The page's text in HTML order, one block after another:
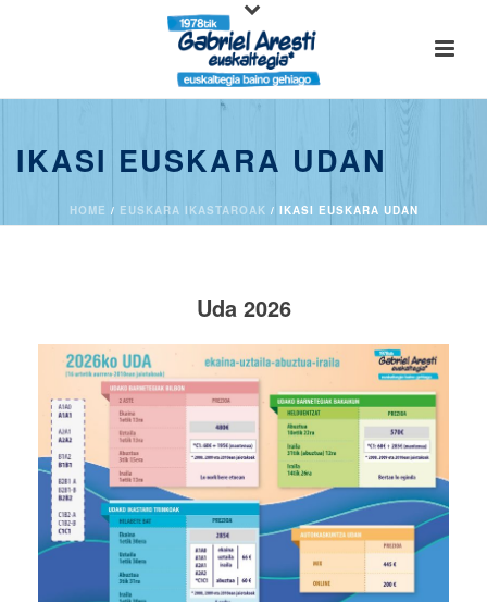
IKASI EUSKARA UDAN
HOME / EUSKARA IKASTAROAK / IKASI EUSKARA UDAN
Uda 2026